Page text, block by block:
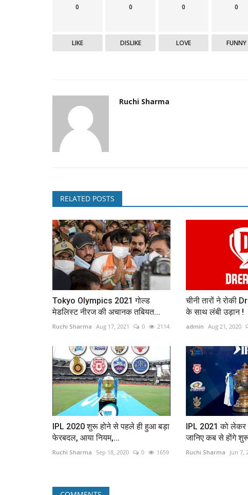
0
LIKE
0
DISLIKE
0
LOVE
0
FUNNY
Ruchi Sharma
RELATED POSTS
Tokyo Olympics 2021 गोल्ड
मेडलिस्ट नीरज की अचानक तबियत...
Ruchi Sharma Aug 17, 2021 0 2114
चीनी तारों ने रोकी
के साथ लंबी उड़ान !
admin Aug 21, 2020
IPL 2020 शुरू होने से पहले ही हुआ बड़ा
फेरबदल, आया नियम,...
Ruchi Sharma Sep 18, 2020 0 1659
IPL 2021 को
जानिए कब से होंगे
Ruchi Sharma Jun 7,
लंबी लाइन के इंतजार के बाद कभी कभी एटीएम में पैसा भी नहीं होता,